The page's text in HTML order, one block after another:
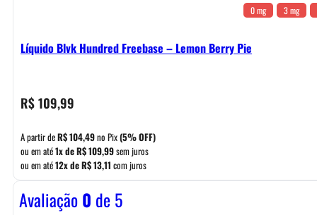
0 mg 3 mg
Líquido Blvk Hundred Freebase – Lemon Berry Pie
R$109,99
A partir deR$104,49no Pix(5% OFF)
ou em até1x deR$109,99sem juros
ou em até12x deR$13,11 com juros
Avaliação0 de 5